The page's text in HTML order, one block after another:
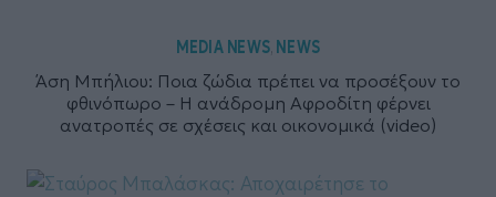
MEDIA NEWS,NEWS
Άση Μπήλιου: Ποια ζώδια πρέπει να προσέξουν το
φθινόπωρο – Η ανάδρομη Αφροδίτη φέρνει
ανατροπές σε σχέσεις και οικονομικά (video)